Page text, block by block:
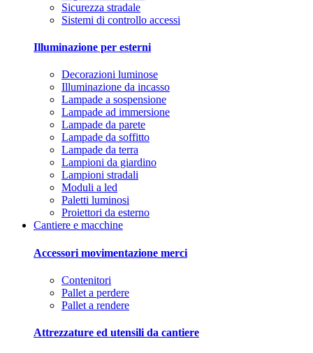
Sicurezza stradale
Sistemi di controllo accessi
Illuminazione per esterni
Decorazioni luminose
Illuminazione da incasso
Lampade a sospensione
Lampade ad immersione
Lampade da parete
Lampade da soffitto
Lampade da terra
Lampioni da giardino
Lampioni stradali
Moduli a led
Paletti luminosi
Proiettori da esterno
Cantiere e macchine
Accessori movimentazione merci
Contenitori
Pallet a perdere
Pallet a rendere
Attrezzature ed utensili da cantiere